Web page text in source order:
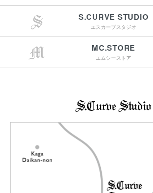
15:00までのご注文で
最短翌営業日配送
→詳しくはこちらへ
S.CURVE STUDIO
エスカーブスタジオ
MC.STORE
エムシーストア